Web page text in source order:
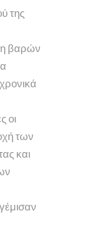
της
βαρών
οι
των
και